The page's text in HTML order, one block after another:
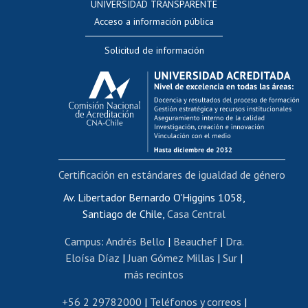
Evaluación docente
Calificación académica
Postulación al AUCAI
Funcionarias/os
Cursos internos de capacitación
Bienestar del personal
Portal de movilidad interna
Certificado de renta
Certificado de renta honorarios
Editar páginas blancas
Extranjeras/os
Revalidación y reconocimiento de títulos
UNIVERSIDAD TRANSPARENTE
Acceso a información pública
Solicitud de información
Av. Libertador Bernardo O'Higgins 1058,
Santiago de Chile, Casa Central
Campus: Andrés Bello | Beauchef| Dra.
Eloísa Díaz |Juan Gómez Millas | Sur |
más recintos
+56 2 29782000 | Teléfonos y correos |
Certificación en estándares de igualdad de género